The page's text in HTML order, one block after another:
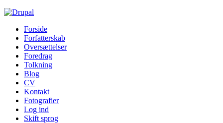
Forside
Forfatterskab
Oversættelser
Foredrag
Tolkning
Blog
CV
Kontakt
Fotografier
Log ind
Skift sprog